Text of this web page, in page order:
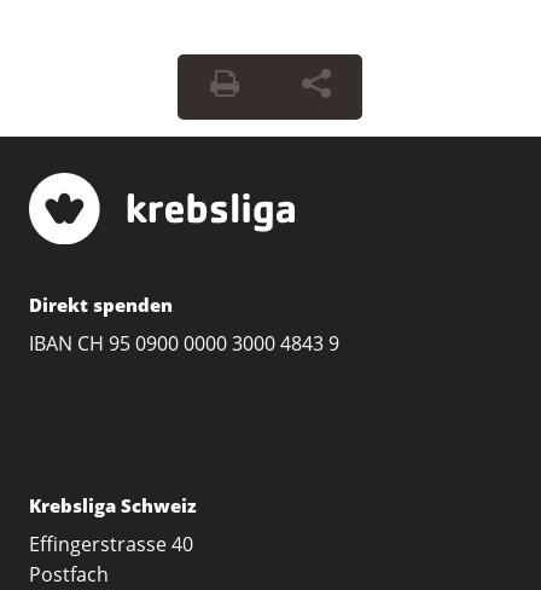
Direkt spenden
IBAN CH 95 0900 0000 3000 4843 9
Krebsliga Schweiz
Effingerstrasse 40
Postfach